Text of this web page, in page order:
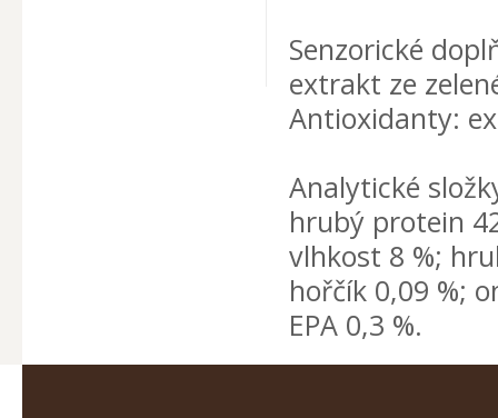
Senzorické
extrakt ze
Antioxidanty:
Analytické
hrubý protein
vlhkost 8 %;
hořčík 0,09 %;
EPA 0,3 %.